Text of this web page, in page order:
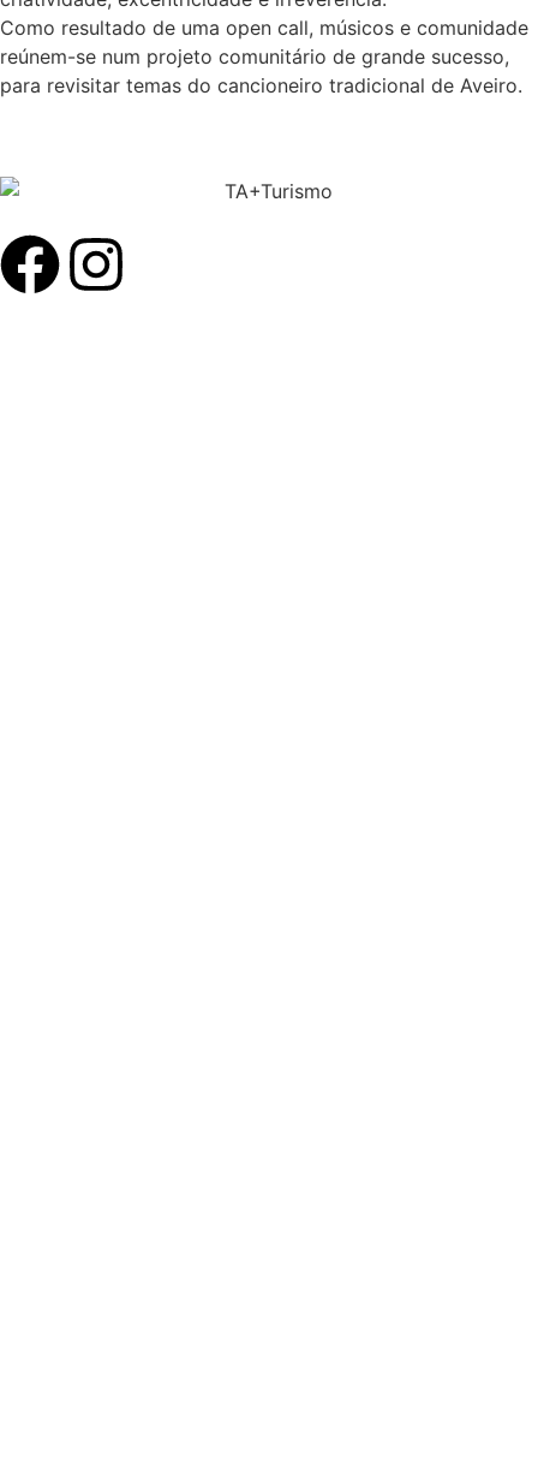
Como resultado de uma open call, músicos e comunidade
reúnem-se num projeto comunitário de grande sucesso,
para revisitar temas do cancioneiro tradicional de Aveiro.